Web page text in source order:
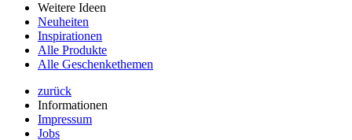
Weitere Ideen
Neuheiten
Inspirationen
Alle Produkte
Alle Geschenkethemen
zurück
Informationen
Impressum
Jobs